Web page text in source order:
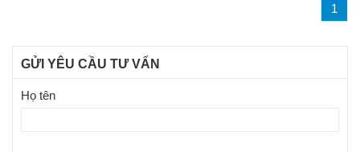
1
GỬI YÊU CẦU TƯ VẤN
Họ tên